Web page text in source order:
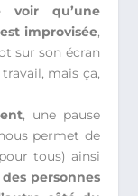
voir qu’une
improvisée,
sur son écran
mais ça,
, une pause
permet de
tous) ainsi
personnes